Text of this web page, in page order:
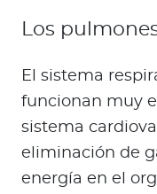
Los
El sistema
funcionan muy
sistema
eliminación de
energía en el